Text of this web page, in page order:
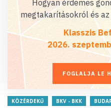
Hogyan érdemes
megtakarításokról és
Klasszis
2026.
FOGLALJA LE
KÖZÉRDEKŰ BKV - BKK